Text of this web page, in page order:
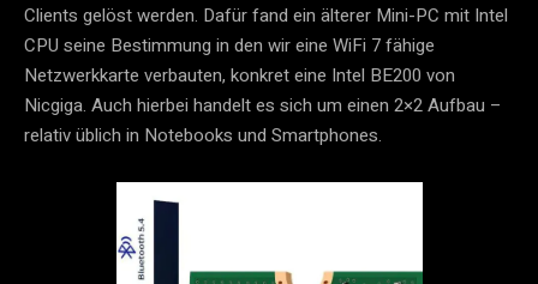
Clients gelöst werden. Dafür fand ein älterer Mini-PC mit Intel
CPU seine Bestimmung in den wir eine WiFi 7 fähige
Netzwerkkarte verbauten, konkret eine Intel BE200 von
Nicgiga. Auch hierbei handelt es sich um einen 2×2 Aufbau –
relativ üblich in Notebooks und Smartphones.